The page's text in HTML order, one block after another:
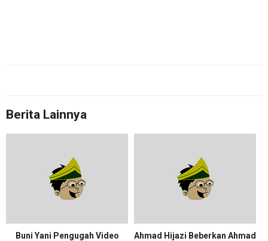
Berita Lainnya
Buni Yani Pengugah Video
Ahmad Hijazi Beberkan Ahmad